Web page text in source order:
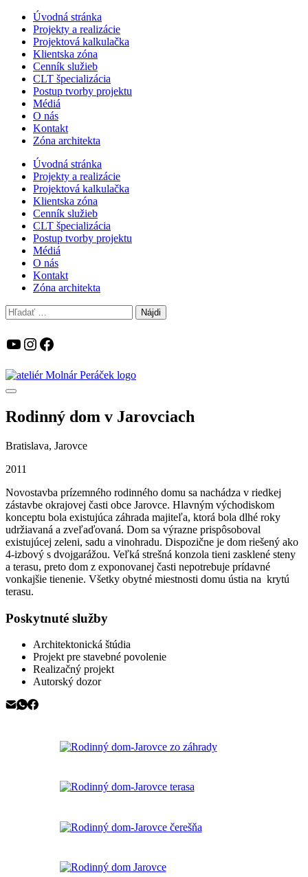
Úvodná stránka
Projekty a realizácie
Projektová kalkulačka
Klientska zóna
Cenník služieb
CLT špecializácia
Postup tvorby projektu
Médiá
O nás
Kontakt
Zóna architekta
Úvodná stránka
Projekty a realizácie
Projektová kalkulačka
Klientska zóna
Cenník služieb
CLT špecializácia
Postup tvorby projektu
Médiá
O nás
Kontakt
Zóna architekta
Hľadať:
YouTube
Instagram
Facebook
Rodinný dom v Jarovciach
Bratislava, Jarovce
2011
Novostavba prízemného rodinného domu sa nachádza v riedkej
zástavbe okrajovej časti obce Jarovce. Hlavným východiskom
konceptu bola existujúca záhrada majiteľa, ktorá bola dlhé roky
udržiavaná a zveľaďovaná. Dom sa výrazne prispôsoboval
existujúcej zeleni, sadu a vinohradu. Dispozične je dom riešený ako
4-izbový s dvojgarážou. Veľká strešná konzola tieni zasklené steny
a terasu, preto dom z exponovanej časti nepotrebuje prídavné
vonkajšie tienenie. Všetky obytné miestnosti domu ústia na krytú
terasu.
Poskytnuté služby
Architektonická štúdia
Projekt pre stavebné povolenie
Realizačný projekt
Autorský dozor